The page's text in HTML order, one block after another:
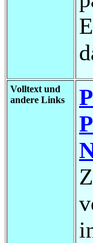
Volltext und
andere Links